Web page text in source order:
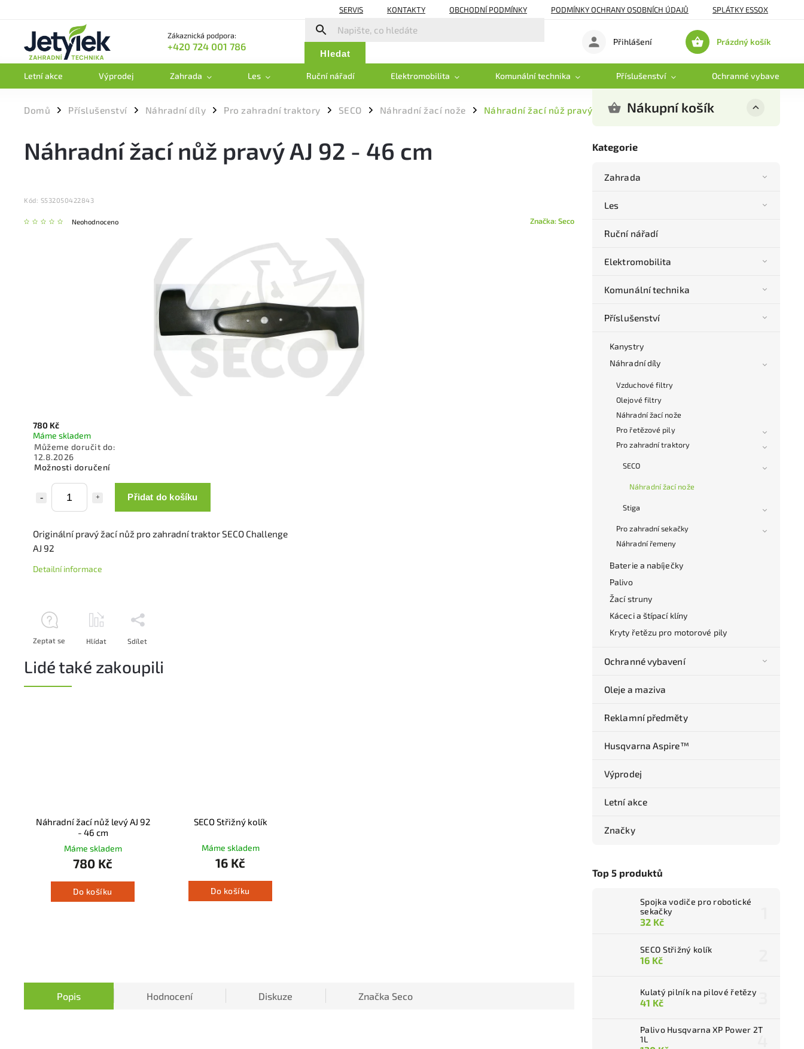
SERVIS KONTAKTY OBCHODNÍ PODMÍNKY PODMÍNKY OCHRANY OSOBNÍCH ÚDAJŮ SPLÁTKY ESSOX
Zákaznická podpora:
+420 724 001 786
Hledat
Nákupní
Prázdný košík
Přihlášení
Letní akce Výprodej Zahrada Les Ruční nářadí Elektromobilita Komunální technika Příslušenství Ochranné vybavení
Domů / Příslušenství / Náhradní díly / Pro zahradní traktory / SECO / Náhradní žací nože / Náhradní žací nůž pravý AJ 92 - 46 cmNákupní košík
Kategorie
Zahrada
Les
Ruční nářadí
Elektromobilita
Komunální technika
Příslušenství
Kanystry
Náhradní díly
Vzduchové filtry
Olejové filtry
Náhradní žací nože
Pro řetězové pily
Pro zahradní traktory
SECO
Náhradní žací nože
Stiga
Pro zahradní sekačky
Náhradní řemeny
Baterie a nabíječky
Palivo
Žací struny
Káceci a štípací klíny
Kryty řetězu pro motorové pily
Ochranné vybavení
Oleje a maziva
Reklamní předměty
Husqvarna Aspire™
Výprodej
Letní akce
Značky
Top 5 produktů
Spojka vodiče pro robotické
sekačky
32 Kč
SECO Střižný kolík
16 Kč
Kulatý pilník na pilové řetězy
41 Kč
Palivo Husqvarna XP Power 2T
1L
Náhradní žací nůž pravý AJ 92 - 46 cm
Kód: S532050422843
Neohodnoceno Značka:Seco
780 Kč
Máme skladem
Můžeme doručit do:
12.8.2026
Možnosti doručení
Přidat do košíku
Originální pravý žací nůž pro zahradní traktor SECO Challenge
AJ 92
Detailní informace
Zeptat se Hlídat Sdílet
Lidé také zakoupili
Náhradní žací nůž levý AJ 92
- 46 cm
Máme skladem
780 Kč
Do košíku
SECO Střižný kolík
Máme skladem
16 Kč
Do košíku
Popis Hodnocení Diskuze Značka Seco